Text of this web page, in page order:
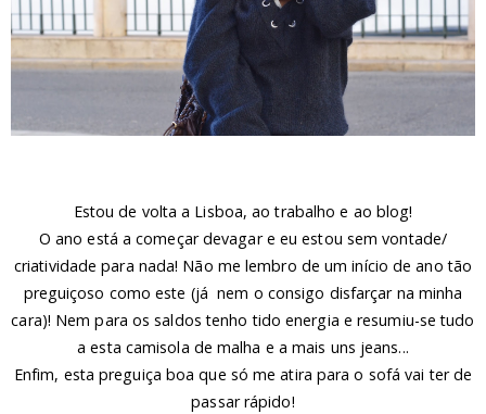
Estou de volta a Lisboa, ao trabalho e ao blog!
O ano está a começar devagar e eu estou sem vontade/
criatividade para nada! Não me lembro de um início de ano tão
preguiçoso como este (já nem o consigo disfarçar na minha
cara)! Nem para os saldos tenho tido energia e resumiu-se tudo
a esta camisola de malha e a mais uns jeans...
Enfim, esta preguiça boa que só me atira para o sofá vai ter de
passar rápido!